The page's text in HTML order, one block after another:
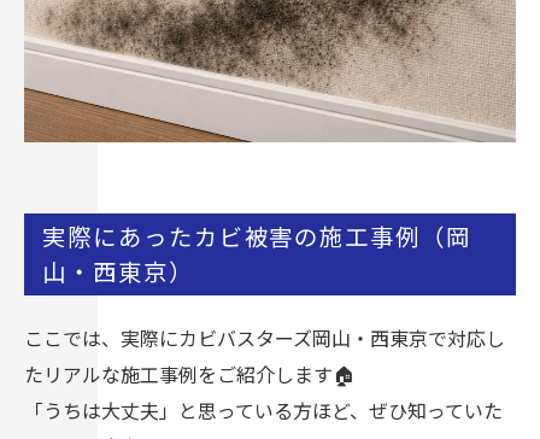
実際にあったカビ被害の施工事例（岡
山・西東京）
ここでは、実際にカビバスターズ岡山・西東京で対応し
たリアルな施工事例をご紹介します🏠
「うちは大丈夫」と思っている方ほど、ぜひ知っていた